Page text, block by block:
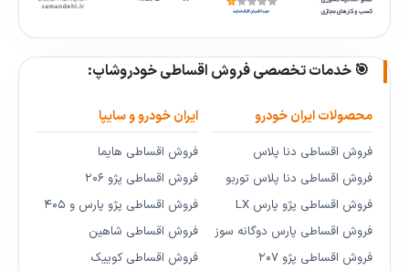
🎯 خدمات تخصصی فروش اقساطی خودروشاپ:
محصولات ایران خودرو
فروش اقساطی دنا پلاس
فروش اقساطی دنا پلاس توربو
فروش اقساطی پژو پارس LX
فروش اقساطی پارس دوگانه سوز
فروش اقساطی پژو ۲۰۷
ایران خودرو و سایپا
فروش اقساطی هایما
فروش اقساطی پژو ۲۰۶
فروش اقساطی پژو پارس و ۴۰۵
فروش اقساطی شاهین
فروش اقساطی کوییک